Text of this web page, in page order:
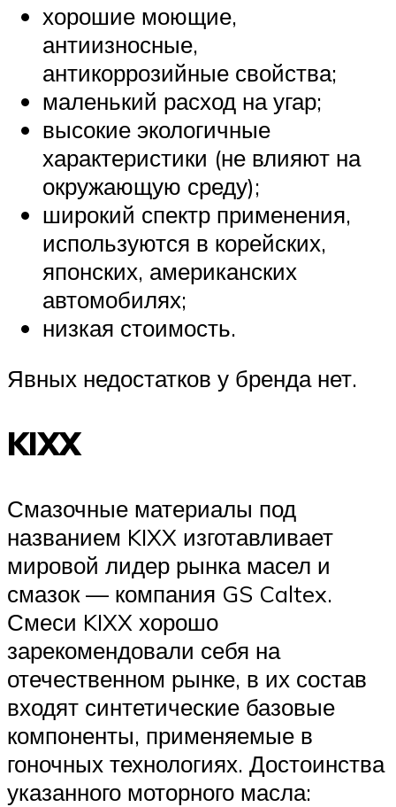
хорошие моющие,
антиизносные,
антикоррозийные свойства;
маленький расход на угар;
высокие экологичные
характеристики (не влияют на
окружающую среду);
широкий спектр применения,
используются в корейских,
японских, американских
автомобилях;
низкая стоимость.
Явных недостатков у бренда нет.
KIXX
Смазочные материалы под
названием KIXX изготавливает
мировой лидер рынка масел и
смазок — компания GS Caltex.
Смеси KIXX хорошо
зарекомендовали себя на
отечественном рынке, в их состав
входят синтетические базовые
компоненты, применяемые в
гоночных технологиях. Достоинства
указанного моторного масла: